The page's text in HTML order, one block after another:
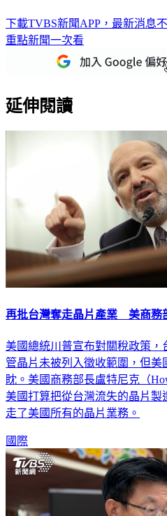
重點新聞一次看
管晶片未被列入徵收範圍，但美
眈。美國商務部長盧特尼克（
美國打算把從台灣流失的晶片製
走了美國所有的晶片業務。